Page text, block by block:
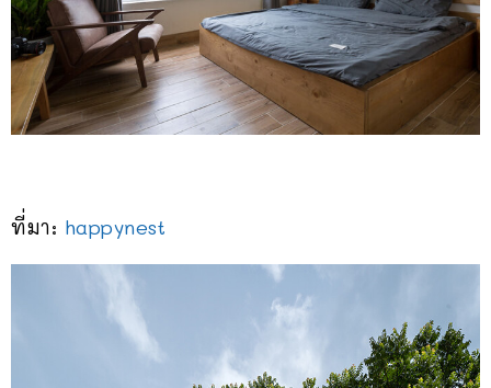
ที่มา: happynest